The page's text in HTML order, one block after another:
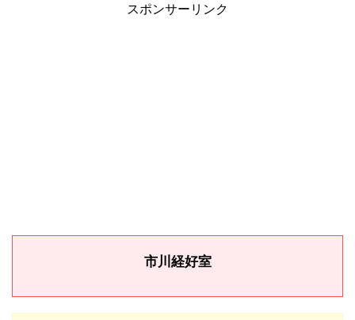
スポンサーリンク
市川経好室